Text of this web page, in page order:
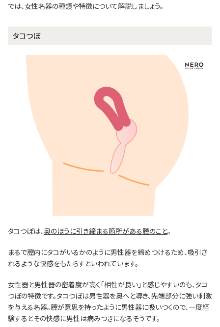
では、女性名器の種類や特徴について解説しましょう。
タコつぼ
タコつぼは、奥のほうに引き締まる箇所がある膣のこと。
まるで膣内にタコがいるかのように男性器を締めつけるため、吸引さ
れるような快感をもたらすといわれています。
女性器と男性器の密着度が高く「相性が良い」と感じやすいのも、タコ
つぼの特徴です。タコつぼは男性器を奥へと導き、先端部分に強い刺激
を与える名器。膣が意思を持ったように男性器に吸いつくので、一度経
験するとその快感に男性は病みつきになるそうです。